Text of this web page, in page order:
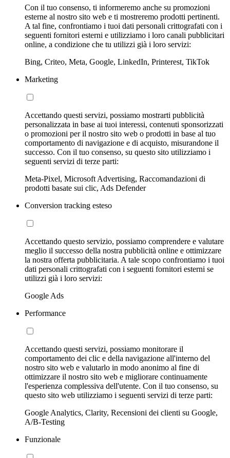
Con il tuo consenso, ti informeremo anche su promozioni
esterne al nostro sito web e ti mostreremo prodotti pertinenti.
A tal fine, confrontiamo i tuoi dati personali crittografati con i
seguenti fornitori esterni e utilizziamo i loro canali pubblicitari
online, a condizione che tu utilizzi già i loro servizi:
Bing, Criteo, Meta, Google, LinkedIn, Printerest, TikTok
Marketing
Accettando questi servizi, possiamo mostrarti pubblicità
personalizzata in base ai tuoi interessi, contenuti sponsorizzati
o promozioni per il nostro sito web o prodotti in base al tuo
comportamento di navigazione e di acquisto, misurandone il
successo. Con il tuo consenso, su questo sito utilizziamo i
seguenti servizi di terze parti:
Meta-Pixel, Microsoft Advertising, Raccomandazioni di
prodotti basate sui clic, Ads Defender
Conversion tracking esteso
Accettando questo servizio, possiamo comprendere e valutare
meglio il successo della nostra pubblicità online e ottimizzare
la nostra offerta pubblicitaria. A tale scopo confrontiamo i tuoi
dati personali crittografati con i seguenti fornitori esterni se
utilizzi già i loro servizi:
Google Ads
Performance
Accettando questi servizi, possiamo monitorare il
comportamento dei clic e della navigazione all'interno del
nostro sito web e valutarlo in modo anonimo al fine di
ottimizzare il nostro sito web e migliorare continuamente
l'esperienza complessiva dell'utente. Con il tuo consenso, su
questo sito web utilizziamo i seguenti servizi di terze parti:
Google Analytics, Clarity, Recensioni dei clienti su Google,
A/B-Testing
Funzionale